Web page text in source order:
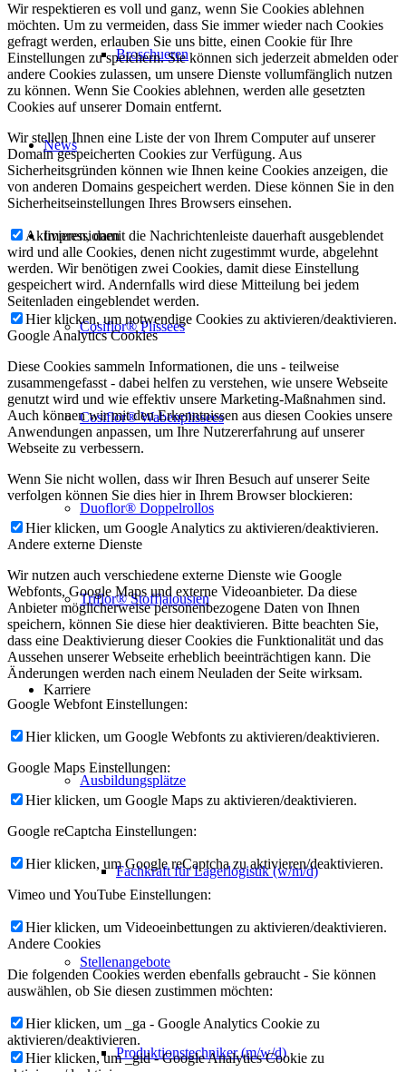
Broschueren
News
Impressionen
Cosiflor® Plissees
Cosiflor® Wabenplissees
Duoflor® Doppelrollos
Triflor® Stoffjalousien
Karriere
Ausbildungsplätze
Fachkraft für Lagerlogistik (w/m/d)
Stellenangebote
Produktionstechniker (m/w/d)
Wir respektieren es voll und ganz, wenn Sie Cookies ablehnen
möchten. Um zu vermeiden, dass Sie immer wieder nach Cookies
gefragt werden, erlauben Sie uns bitte, einen Cookie für Ihre
Einstellungen zu speichern. Sie können sich jederzeit abmelden oder
andere Cookies zulassen, um unsere Dienste vollumfänglich nutzen
zu können. Wenn Sie Cookies ablehnen, werden alle gesetzten
Cookies auf unserer Domain entfernt.
Wir stellen Ihnen eine Liste der von Ihrem Computer auf unserer
Domain gespeicherten Cookies zur Verfügung. Aus
Sicherheitsgründen können wie Ihnen keine Cookies anzeigen, die
von anderen Domains gespeichert werden. Diese können Sie in den
Sicherheitseinstellungen Ihres Browsers einsehen.
Aktivieren, damit die Nachrichtenleiste dauerhaft ausgeblendet
wird und alle Cookies, denen nicht zugestimmt wurde, abgelehnt
werden. Wir benötigen zwei Cookies, damit diese Einstellung
gespeichert wird. Andernfalls wird diese Mitteilung bei jedem
Seitenladen eingeblendet werden.
Hier klicken, um notwendige Cookies zu aktivieren/deaktivieren.
Google Analytics Cookies
Diese Cookies sammeln Informationen, die uns - teilweise
zusammengefasst - dabei helfen zu verstehen, wie unsere Webseite
genutzt wird und wie effektiv unsere Marketing-Maßnahmen sind.
Auch können wir mit den Erkenntnissen aus diesen Cookies unsere
Anwendungen anpassen, um Ihre Nutzererfahrung auf unserer
Webseite zu verbessern.
Wenn Sie nicht wollen, dass wir Ihren Besuch auf unserer Seite
verfolgen können Sie dies hier in Ihrem Browser blockieren:
Hier klicken, um Google Analytics zu aktivieren/deaktivieren.
Andere externe Dienste
Wir nutzen auch verschiedene externe Dienste wie Google
Webfonts, Google Maps und externe Videoanbieter. Da diese
Anbieter möglicherweise personenbezogene Daten von Ihnen
speichern, können Sie diese hier deaktivieren. Bitte beachten Sie,
dass eine Deaktivierung dieser Cookies die Funktionalität und das
Aussehen unserer Webseite erheblich beeinträchtigen kann. Die
Änderungen werden nach einem Neuladen der Seite wirksam.
Google Webfont Einstellungen:
Hier klicken, um Google Webfonts zu aktivieren/deaktivieren.
Google Maps Einstellungen:
Hier klicken, um Google Maps zu aktivieren/deaktivieren.
Google reCaptcha Einstellungen:
Hier klicken, um Google reCaptcha zu aktivieren/deaktivieren.
Vimeo und YouTube Einstellungen:
Hier klicken, um Videoeinbettungen zu aktivieren/deaktivieren.
Andere Cookies
Die folgenden Cookies werden ebenfalls gebraucht - Sie können
auswählen, ob Sie diesen zustimmen möchten:
Hier klicken, um _ga - Google Analytics Cookie zu
aktivieren/deaktivieren.
Hier klicken, um _gid - Google Analytics Cookie zu